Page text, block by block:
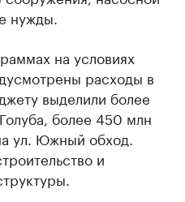
нужды.
на условиях
расходы в
выделили более
более 450 млн
ул. Южный обход.
и